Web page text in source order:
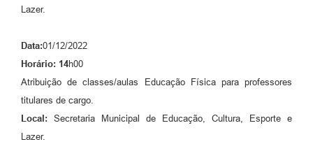
Lazer.
Data:01/12/2022
Horário: 14h00
Atribuição de classes/aulas Educação Física para professores
titulares de cargo.
Local: Secretaria Municipal de Educação, Cultura, Esporte e
Lazer.